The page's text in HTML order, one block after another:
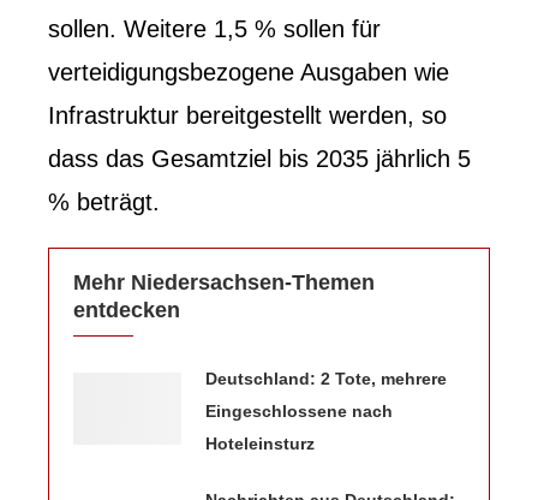
sollen. Weitere 1,5 % sollen für
verteidigungsbezogene Ausgaben wie
Infrastruktur bereitgestellt werden, so
dass das Gesamtziel bis 2035 jährlich 5
% beträgt.
Mehr Niedersachsen-Themen
entdecken
Deutschland: 2 Tote, mehrere
Eingeschlossene nach
Hoteleinsturz